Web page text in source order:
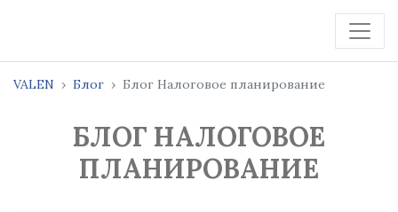
VALEN Блог Блог Налоговое планирование
БЛОГ НАЛОГОВОЕ
ПЛАНИРОВАНИЕ